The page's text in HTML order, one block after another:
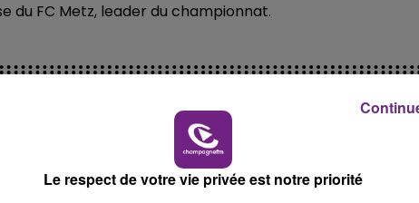
LE WEEK-END CHAMPAGNE FM
du FC Metz, leader du championnat.
Le respect de votre vie privée est notre priorité